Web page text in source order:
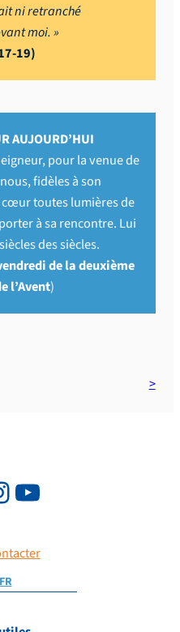
ni retranché
moi. »
19)
AUJOURD’HUI
pour la venue de
fidèles à son
toutes lumières de
à sa rencontre. Lui
des siècles.
de la deuxième
l’Avent)